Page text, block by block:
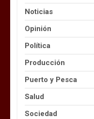
Noticias
Opinión
Política
Producción
Puerto y Pesca
Salud
Sociedad